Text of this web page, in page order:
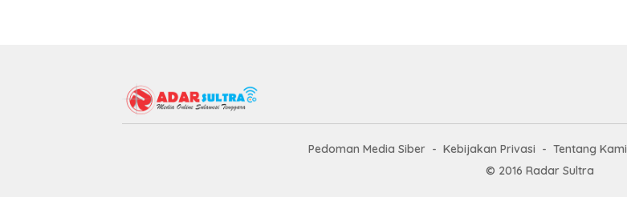
Pedoman Media Siber Kebijakan Privasi Tentang Kami
© 2016 Radar Sultra